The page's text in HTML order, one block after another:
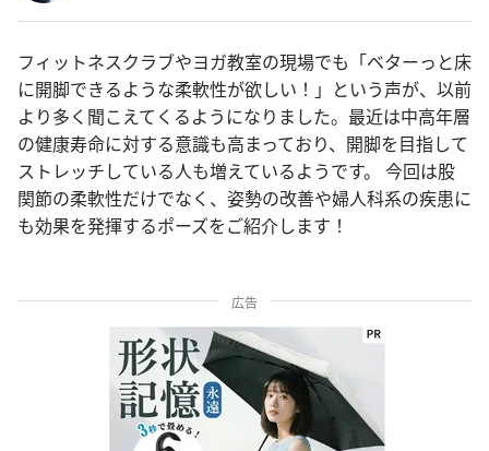
フィットネスクラブやヨガ教室の現場でも「ベターっと床
に開脚できるような柔軟性が欲しい！」という声が、以前
より多く聞こえてくるようになりました。最近は中高年層
の健康寿命に対する意識も高まっており、開脚を目指して
ストレッチしている人も増えているようです。 今回は股
関節の柔軟性だけでなく、姿勢の改善や婦人科系の疾患に
も効果を発揮するポーズをご紹介します！
広告